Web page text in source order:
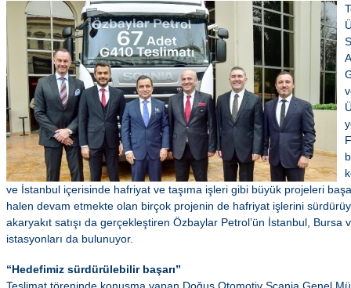
ve İstanbul içerisinde hafriyat ve taşıma işleri gibi büyük projeleri
halen devam etmekte olan birçok projenin de hafriyat işlerini
akaryakıt satışı da gerçekleştiren Özbaylar Petrol’ün İstanbul, Bursa
istasyonları da bulunuyor.
“Hedefimiz sürdürülebilir başarı”